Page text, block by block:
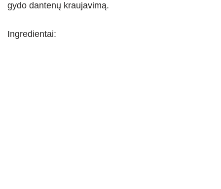
gydo dantenų kraujavimą.
Ingredientai: